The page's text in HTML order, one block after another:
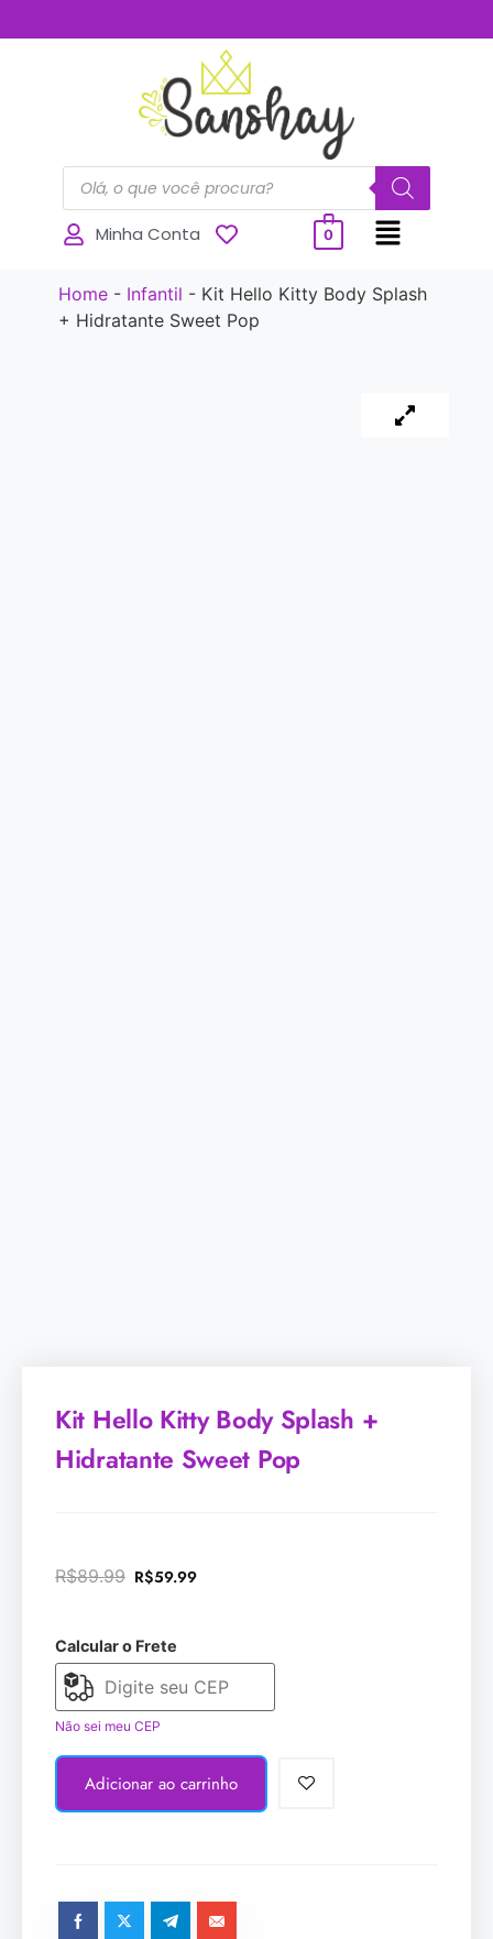
Minha Conta 0
Home- Infantil - Kit Hello Kitty Body Splash
+ Hidratante Sweet Pop
Kit Hello Kitty Body Splash +
Hidratante Sweet Pop
R$89.99 R$59.99
Calcular o Frete
Não sei meu CEP
Adicionar ao carrinho